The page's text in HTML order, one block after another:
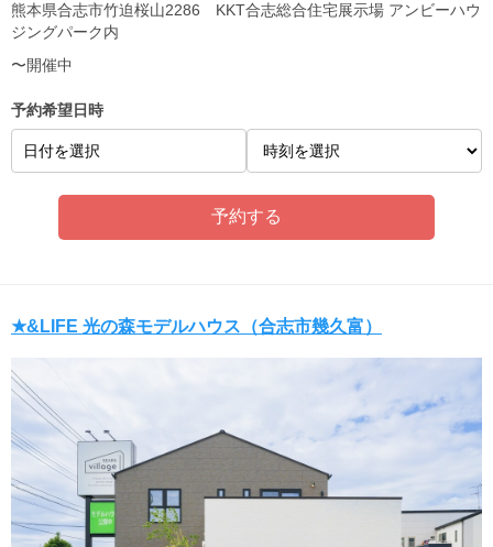
熊本県合志市竹迫桜山2286 KKT合志総合住宅展示場 アンビーハウ
ジングパーク内
〜開催中
予約希望日時
日付を選択
★&LIFE 光の森モデルハウス（合志市幾久富）